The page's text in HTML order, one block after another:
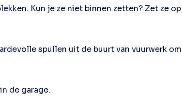
Kun je ze niet binnen zetten? Zet ze
spullen uit de buurt van vuurwerk
de garage.